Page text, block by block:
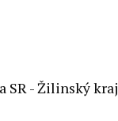
SR - Žilinský kraj